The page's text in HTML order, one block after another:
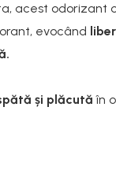
acest odorizant
evocând
și plăcută în